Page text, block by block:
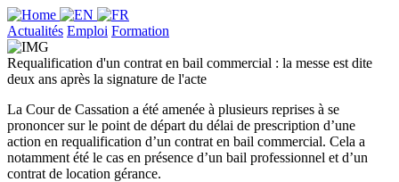
Actualités Emploi Formation
Requalification d'un contrat en bail commercial : la messe est dite
deux ans après la signature de l'acte
La Cour de Cassation a été amenée à plusieurs reprises à se
prononcer sur le point de départ du délai de prescription d’une
action en requalification d’un contrat en bail commercial. Cela a
notamment été le cas en présence d’un bail professionnel et d’un
contrat de location gérance.